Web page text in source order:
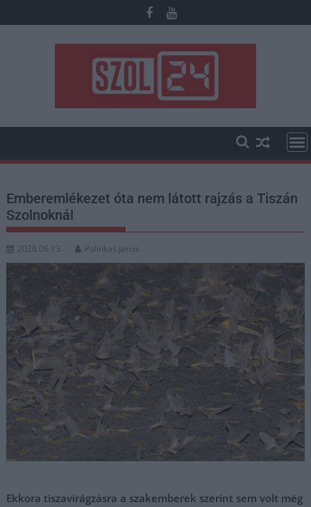
to
Emberemlékezet óta nem látott rajzás a Tiszán
Szolnoknál
2026.06.13. Palinkas Janos
Ekkora tiszavirágzásra a szakemberek szerint sem volt még